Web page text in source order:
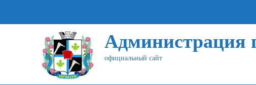
Администрация
официальный сайт